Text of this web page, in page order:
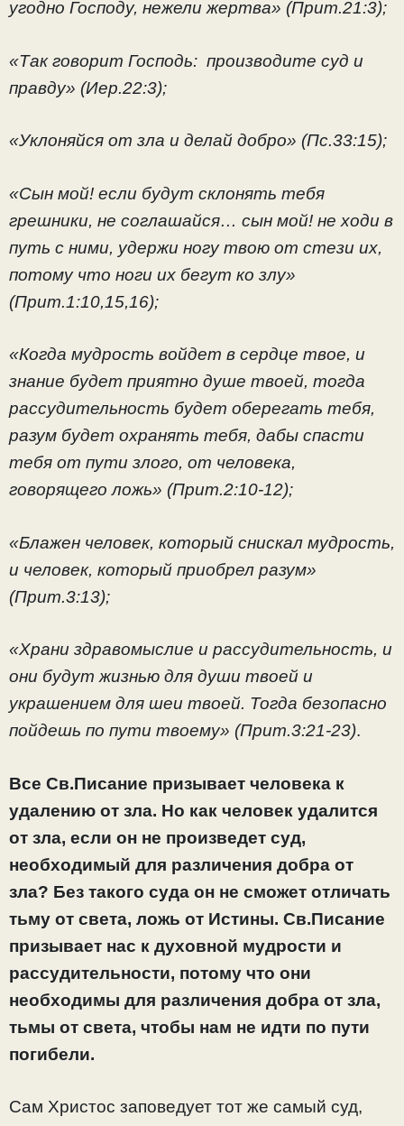
угодно Господу, нежели жертва» (Прит.21:3);
«Так говорит Господь: производите суд и
правду» (Иер.22:3);
«Уклоняйся от зла и делай добро» (Пс.33:15);
«Сын мой! если будут склонять тебя
грешники, не соглашайся… сын мой! не ходи в
путь с ними, удержи ногу твою от стези их,
потому что ноги их бегут ко злу»
(Прит.1:10,15,16);
«Когда мудрость войдет в сердце твое, и
знание будет приятно душе твоей, тогда
рассудительность будет оберегать тебя,
разум будет охранять тебя, дабы спасти
тебя от пути злого, от человека,
говорящего ложь» (Прит.2:10-12);
«Блажен человек, который снискал мудрость,
и человек, который приобрел разум»
(Прит.3:13);
«Храни здравомыслие и рассудительность, и
они будут жизнью для души твоей и
украшением для шеи твоей. Тогда безопасно
пойдешь по пути твоему» (Прит.3:21-23).
Все Св.Писание призывает человека к
удалению от зла. Но как человек удалится
от зла, если он не произведет суд,
необходимый для различения добра от
зла? Без такого суда он не сможет отличать
тьму от света, ложь от Истины. Св.Писание
призывает нас к духовной мудрости и
рассудительности, потому что они
необходимы для различения добра от зла,
тьмы от света, чтобы нам не идти по пути
погибели.
Сам Христос заповедует тот же самый суд,